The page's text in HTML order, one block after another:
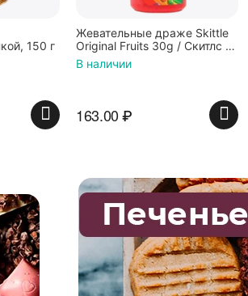
Skittle
со
в
Конфеты Jelly Belly Ассорти
Кислые фрукты (28гр.)
В наличии
135.00₽